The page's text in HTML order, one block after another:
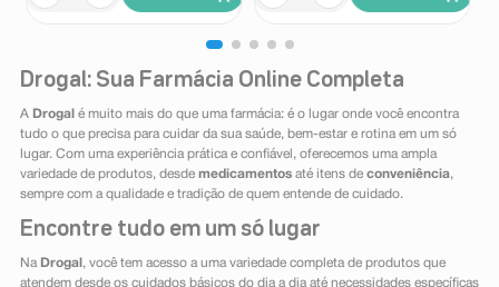
Drogal: Sua Farmácia Online Completa
A Drogal é muito mais do que uma farmácia: é o lugar onde você encontra
tudo o que precisa para cuidar da sua saúde, bem-estar e rotina em um só
lugar. Com uma experiência prática e confiável, oferecemos uma ampla
variedade de produtos, desde medicamentosaté itens de conveniência,
sempre com a qualidade e tradição de quem entende de cuidado.
Encontre tudo em um só lugar
Na Drogal , você tem acesso a uma variedade completa de produtos que
atendem desde os cuidados básicos do dia a dia até necessidades específicas